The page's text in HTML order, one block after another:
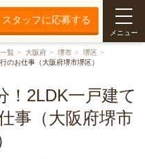
スタッフに応募する
メニュー
覧 大阪府 堺市
堺区
のお仕事（大阪府堺市堺区）
！2LDK一戸建て
事（大阪府堺市